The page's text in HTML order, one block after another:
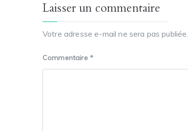
Laisser un commentaire
Votre adresse e-mail ne sera pas publiée.
Commentaire *